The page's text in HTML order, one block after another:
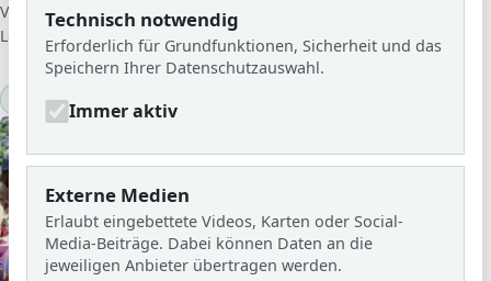
D
e
a
i
l
s
Veröffentlicht von: KaiErstellt am: 21. April 2017
Letzte Aktualisierung: 24. März 2026
Zugriffe: 1374
2017/18
Technisch notwendig
Erforderlich für Grundfunktionen, Sicherheit und das
Speichern Ihrer Datenschutzauswahl.
Immer aktiv
Externe Medien
Erlaubt eingebettete Videos, Karten oder Social-
Media-Beiträge. Dabei können Daten an die
jeweiligen Anbieter übertragen werden.